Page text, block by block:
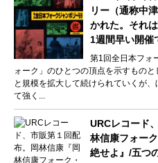
リー（通称中
かれた。それ
1週間早い開催
第1回全日本フォ
ォーク」のひとつの頂点を示すもの
と規模を拡大して続けられていくが
て強く...
URCレコード
林信康フォー
絶せよ』/五つ